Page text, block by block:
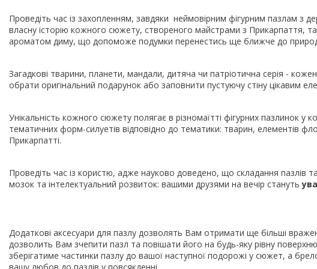
Проведіть час із захопленням, завдяки неймовірним фігурним пазлам з
власну історію кожного сюжету, створеного майстрами з Прикарпаття,
ароматом диму, що допоможе подумки перенестись ще ближче до
Загадкові тварини, планети, мандали, дитяча чи патріотична серія -
обрати оригінальний подарунок або заповнити пустуючу стіну цікавим
Унікальність кожного сюжету полягає в різномаїтті фігурних пазлинок у
тематичних форм-силуетів відповідно до тематики: тварин, елементів
Прикарпатті.
Проведіть час із користю, адже науково доведено, що складання пазлів
мозок та інтелектуальний розвиток: вашими друзями на вечір стануть
Додаткові аксесуари для пазлу дозволять Вам отримати ще більші
дозволить Вам зчепити пазл та повішати його на будь-яку рівну
зберігатиме частинки пазлу до вашої наступної подорожі у сюжет, а